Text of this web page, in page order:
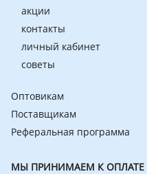
акции
контакты
личный кабинет
советы
Оптовикам
Поставщикам
Реферальная программа
МЫ ПРИНИМАЕМ К ОПЛАТЕ